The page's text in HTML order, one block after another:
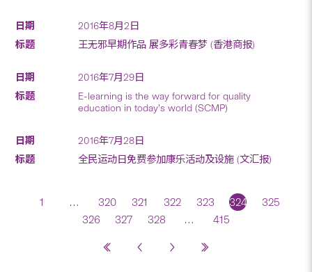
2016年8月2日
王无邪早期作品 展多彩青春梦 (香港商报)
2016年7月29日
E-learning is the way forward for quality
education in today’s world (SCMP)
2016年7月28日
全民运动日免费参加康乐活动及设施 (文汇报)
1 … 320 321 322 323 324
325
326
327 328 … 415